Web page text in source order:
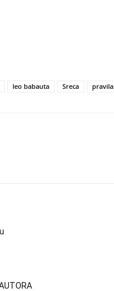
leo babauta Sreca pravila